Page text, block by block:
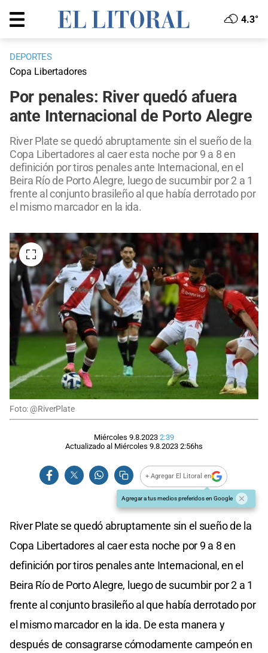
4.3°
DEPORTES
Copa Libertadores
Por penales: River quedó afuera
ante Internacional de Porto Alegre
River Plate se quedó abruptamente sin el sueño de la
Copa Libertadores al caer esta noche por 9 a 8 en
definición por tiros penales ante Internacional, en el
Beira Río de Porto Alegre, luego de sucumbir por 2 a 1
frente al conjunto brasileño al que había derrotado por
el mismo marcador en la ida.
Foto: @RiverPlate
Miércoles 9.8.2023 2:39
Actualizado al Miércoles 9.8.2023 2:56hs
+ Agregar El Litoral en
Agregar a tus medios preferidos en Google
River Plate se quedó abruptamente sin el sueño de la
Copa Libertadores al caer esta noche por 9 a 8 en
definición por tiros penales ante Internacional, en el
Beira Río de Porto Alegre, luego de sucumbir por 2 a 1
frente al conjunto brasileño al que había derrotado por
el mismo marcador en la ida. De esta manera y
después de consagrarse cómodamente campeón en